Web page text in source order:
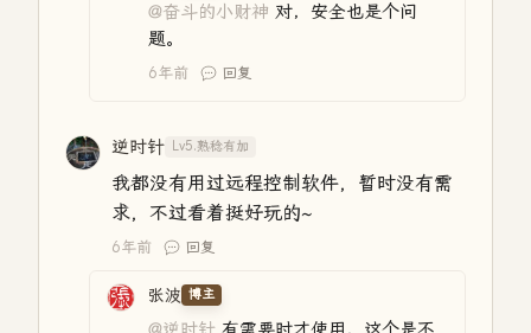
@奋斗的小财神 对，安全也是个问
题。
6年前 回复
逆时针 Lv5.熟稔有加
我都没有用过远程控制软件，暂时没有需
求，不过看着挺好玩的~
6年前 回复
张波 博主